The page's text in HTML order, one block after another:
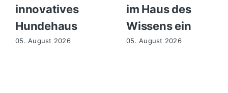
innovatives
Hundehaus
05. August 2026
im Haus des
Wissens ein
05. August 2026